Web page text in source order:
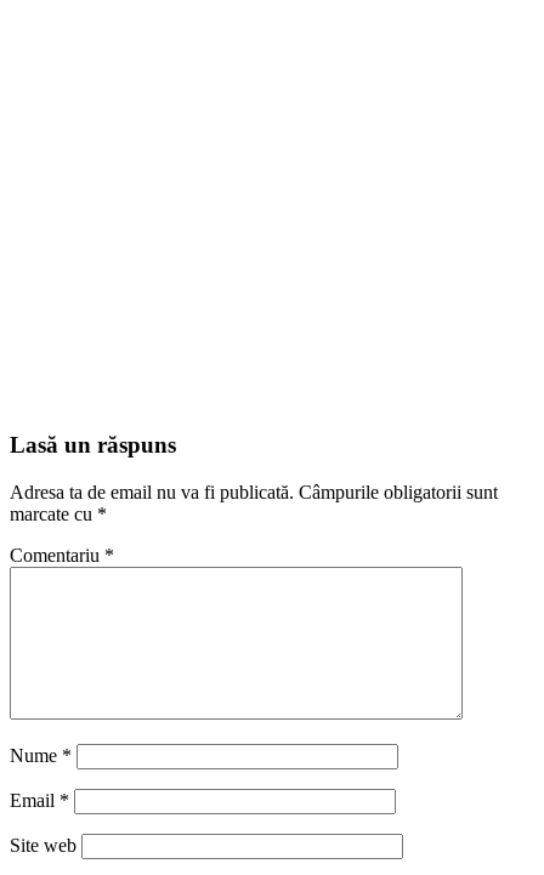
Lasă un răspuns
Adresa ta de email nu va fi publicată. Câmpurile obligatorii sunt
marcate cu *
Comentariu *
Nume *
Email *
Site web